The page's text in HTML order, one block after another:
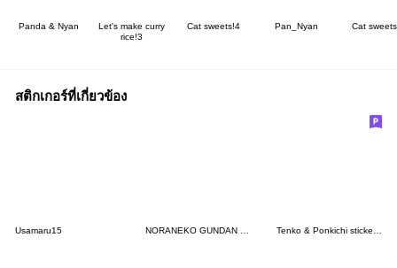
Panda & Nyan
Let's make curry
rice!3
Cat sweets!4 Pan_Nyan Cat
สติกเกอร์ที่เกี่ยวข้อง
Usamaru15 NORANEKO GUNDAN Greeting Stickers Tenko & Ponkichi sticker2-Tenko ver.